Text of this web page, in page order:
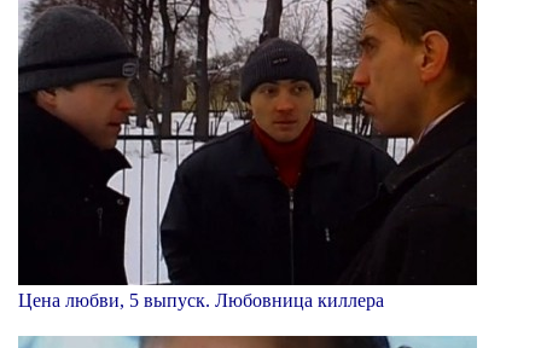
Цена любви, 5 выпуск. Любовница киллера